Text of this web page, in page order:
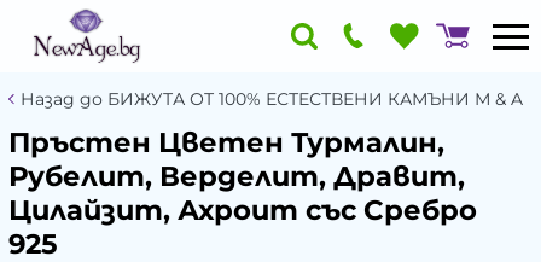
Назад до БИЖУТА ОТ 100% ЕСТЕСТВЕНИ КАМЪНИ М & A
Пръстен Цветен Турмалин,
Рубелит, Верделит, Дравит,
Цилайзит, Ахроит със Сребро
925